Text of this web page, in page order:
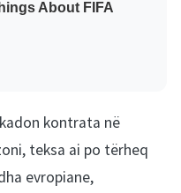
kontrata në
teksa ai po tërheq
evropiane,